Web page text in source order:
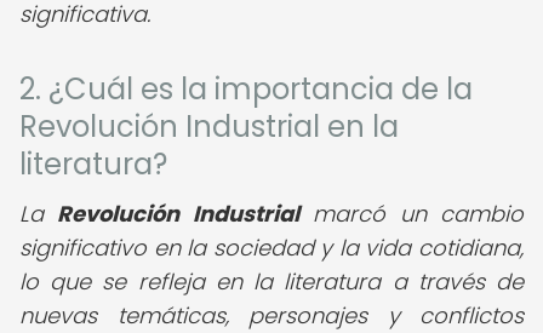
significativa.
2. ¿Cuál es la importancia de la
Revolución Industrial en la
literatura?
La Revolución Industrialmarcó un cambio
significativo en la sociedad y la vida cotidiana,
lo que se refleja en la literatura a través de
nuevas temáticas, personajes y conflictos